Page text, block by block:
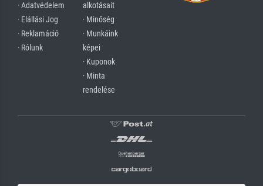
· Adatvédelem
· Elállási Jog
· Reklamáció
· Rólunk
alkotásait
· Minőség
· Munkáink
képei
· Kuponok
· Minta
rendelése